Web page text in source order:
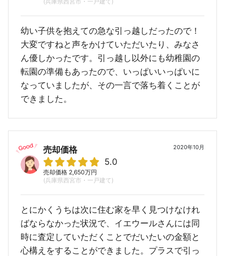
幼い子供を抱えての急な引っ越しだったので！
大変ですねと声をかけていただいたり、みなさ
ん優しかったです。引っ越し以外にも幼稚園の
転園の準備もあったので、いっぱいいっぱいに
なっていましたが、その一言で落ち着くことが
できました。
2020年10月
売却価格
5.0
売却価格 2,650万円
(兵庫県西宮市・一戸建て)
とにかくうちは次に住む家を早く見つけなけれ
ばならなかった状況で、イエウールさんには同
時に査定していただくことでだいたいの金額と
心構えをすることができました。プラスで引っ